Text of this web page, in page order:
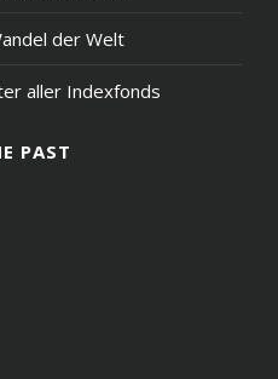
der Welt
aller Indexfonds
PAST